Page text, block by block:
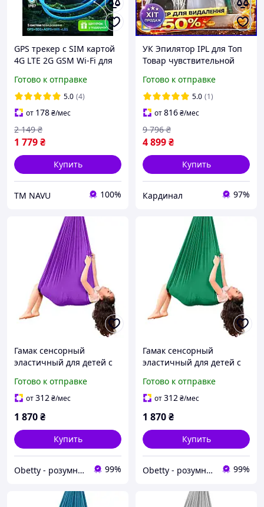
GPS трекер с SIM картой
4G LTE 2G GSM Wi-Fi для
пожилых людей метка
локатор маячок онлайн
отслеживание
Готово к отправке
5.0 (4)
от 178₴/мес
1 779₴
2 149 ₴
Купить
ТМ NAVU 100%
УК Эпилятор IPL для Топ
Товар чувствительной
домашний фотоэпилятор
для удаления ТРЕНД№1
Готово к отправке
5.0 (1)
от816₴/мес
4 899₴
9 796 ₴
Купить
Кардинал 97%
Гамак сенсорный
эластичный для детей с
Темно-фиолетовый от
Obetty (104-493)
Готово к отправке
от312₴/мес
1 870₴
Купить
Obetty - розумна дитина 99%
Гамак сенсорный
эластичный для детей с
Зеленый от Obetty (104-
493)
Готово к отправке
от312₴/мес
1 870₴
Купить
Obetty - розумна дитина 99%